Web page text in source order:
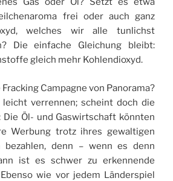
frei oder auch ganz
welches wir alle tunlichst
Die einfache Gleichung bleibt:
gleich mehr Kohlendioxyd.
Campagne von Panorama?
leicht verrennen; scheint doch die
Die Öl- und Gaswirtschaft könnten
Werbung trotz ihres gewaltigen
bezahlen, denn – wenn es denn
ist es schwer zu erkennende
wie vor jedem Länderspiel